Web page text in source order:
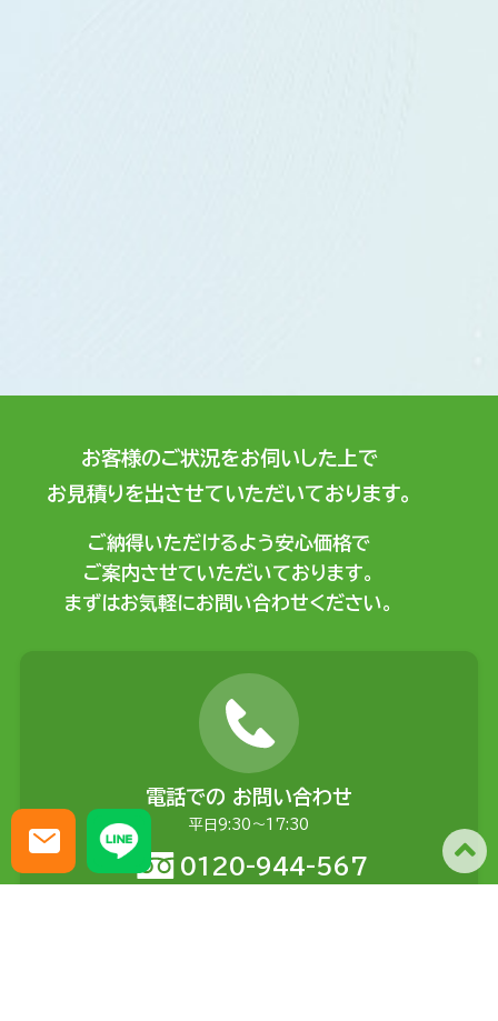
お客様のご状況をお伺いした上で
お見積りを出させていただいております。
ご納得いただけるよう安心価格で
ご案内させていただいております。
まずはお気軽にお問い合わせください。
電話での お問い合わせ
平日9:30〜17:30
0120-944-567